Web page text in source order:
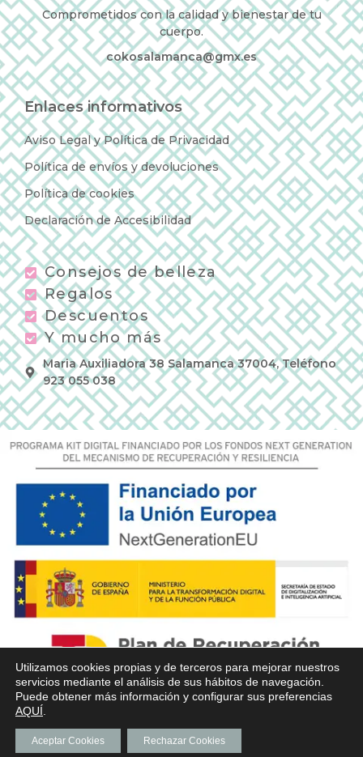
Comprometidos con la calidad y bienestar de tu
cuerpo.
cokosalamanca@gmx.es
Enlaces informativos
Aviso Legal y Política de Privacidad
Política de envíos y devoluciones
Política de cookies
Declaración de Accesibilidad
Consejos de belleza
Regalos
Descuentos
Y mucho más
Maria Auxiliadora 38 Salamanca 37004, Teléfono
923 055 038
Utilizamos cookies propias y de terceros para mejorar nuestros
servicios mediante el análisis de sus hábitos de navegación.
Puede obtener más información y configurar sus preferencias
AQUÍ
Aceptar Cookies Rechazar Cookies